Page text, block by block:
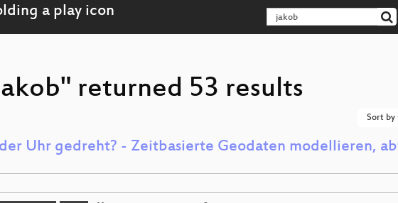
returned 53 results
Sort by
Uhr gedreht? - Zeitbasierte Geodaten modellieren,